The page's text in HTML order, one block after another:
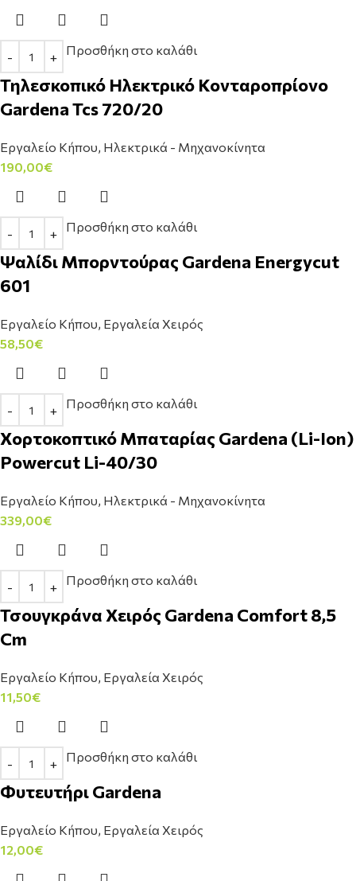
Προσθήκη στο καλάθι
Τηλεσκοπικό Ηλεκτρικό Κονταροπρίονο
Gardena Tcs 720/20
Εργαλείο Κήπου, Ηλεκτρικά - Μηχανοκίνητα
190,00€
Προσθήκη στο καλάθι
Ψαλίδι Μπορντούρας Gardena Energycut
601
Εργαλείο Κήπου, Εργαλεία Χειρός
58,50€
Προσθήκη στο καλάθι
Χορτοκοπτικό Μπαταρίας Gardena (Li-Ion)
Powercut Li-40/30
Εργαλείο Κήπου, Ηλεκτρικά - Μηχανοκίνητα
339,00€
Προσθήκη στο καλάθι
Τσουγκράνα Χειρός Gardena Comfort 8,5
Cm
Εργαλείο Κήπου, Εργαλεία Χειρός
11,50€
Προσθήκη στο καλάθι
Φυτευτήρι Gardena
Εργαλείο Κήπου, Εργαλεία Χειρός
12,00€